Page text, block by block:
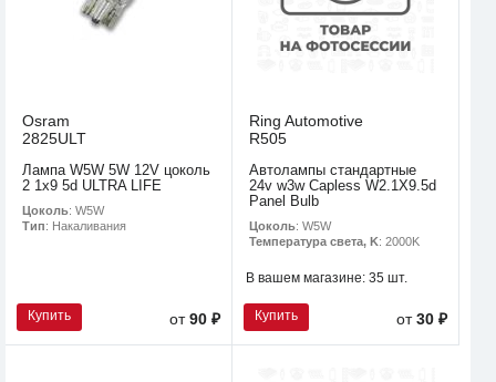
Osram
2825ULT
Лампа W5W 5W 12V цоколь
2 1x9 5d ULTRA LIFE
Цоколь: W5W
Тип: Накаливания
Купить от90 ₽
Ring Automotive
R505
Автолампы стандартные
24v w3w Capless W2.1X9.5d
Panel Bulb
Цоколь: W5W
Температура света, K: 2000K
В вашем магазине: 35 шт.
Купить от30 ₽